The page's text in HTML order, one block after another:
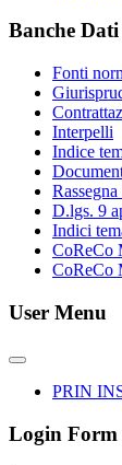
Banche Dati
Fonti
Interpelli
Indice
D.lgs. 9
Indici
CoReCo
CoReCo
User Menu
PRIN
Login Form